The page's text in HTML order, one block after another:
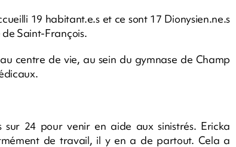
19 habitant.e.s et ce sont 17 Dionysien.ne.s
Saint-François.
centre de vie, au sein du gymnase de Champ
24 pour venir en aide aux sinistrés. Ericka
de travail, il y en a de partout. Cela a